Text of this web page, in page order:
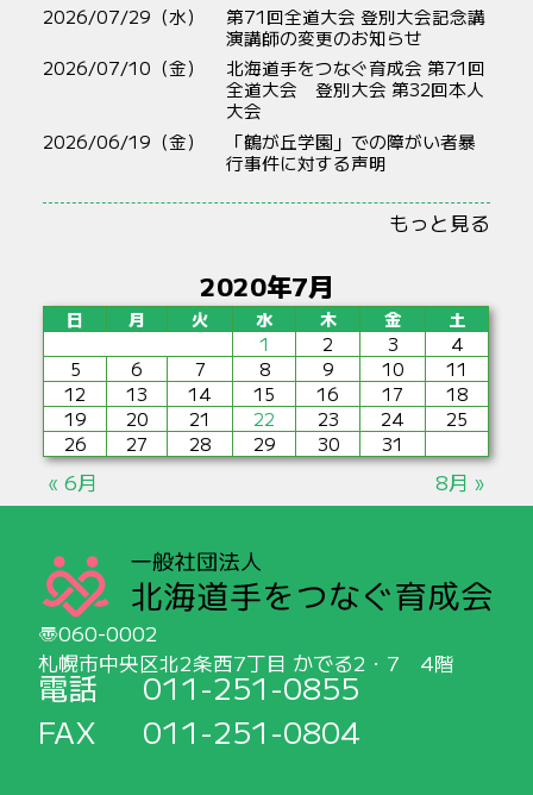
2026/07/29（水）
第71回全道大会 登別大会記念講
演講師の変更のお知らせ
2026/07/10（金）
北海道手をつなぐ育成会 第71回
全道大会 登別大会 第32回本人
大会
2026/06/19（金）
「鶴が丘学園」での障がい者暴
行事件に対する声明
もっと見る
2020年7月
日 月 火 水 木 金
土
1
2 3
4
5
6 7 8 9 10
11
12
13 14 15 16 17
18
19
20 21 22 23 24
25
26
27 28 29 30 31
« 6月 8月 »
060-0002
札幌市中央区北2条西7丁目 かでる2・7 4階
電話
011-251-0855
FAX
011-251-0804